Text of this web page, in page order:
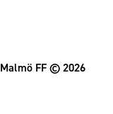
Vanliga frågor om
Himmelsblå
Närstående
Malmö FF© 2026